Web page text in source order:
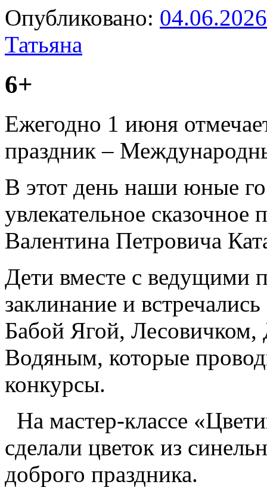
Опубликовано: 04.06.2026
Татьяна
6+
Ежегодно 1 июня
праздник –
В этот день наши юные
увлекательное
Валентина Петровича
Дети вместе с ведущими
заклинание и
Бабой Ягой,
Водяным, которые
конкурсы.
На мастер-классе
сделали цветок из
доброго праздника.